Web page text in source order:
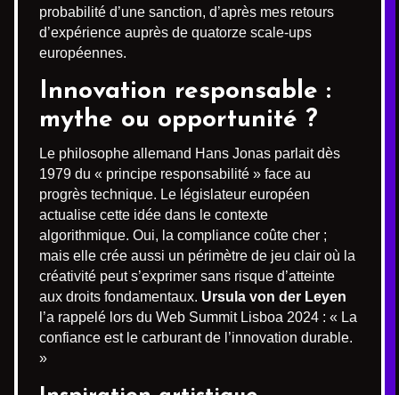
probabilité d’une sanction, d’après mes retours
d’expérience auprès de quatorze scale-ups
européennes.
Innovation responsable :
mythe ou opportunité ?
Le philosophe allemand Hans Jonas parlait dès
1979 du « principe responsabilité » face au
progrès technique. Le législateur européen
actualise cette idée dans le contexte
algorithmique. Oui, la compliance coûte cher ;
mais elle crée aussi un périmètre de jeu clair où la
créativité peut s’exprimer sans risque d’atteinte
aux droits fondamentaux. Ursula von der Leyen
l’a rappelé lors du Web Summit Lisboa 2024 : « La
confiance est le carburant de l’innovation durable.
»